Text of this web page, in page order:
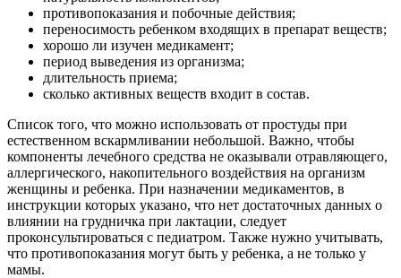
противопоказания и побочные действия;
переносимость ребенком входящих в препарат веществ;
хорошо ли изучен медикамент;
период выведения из организма;
длительность приема;
сколько активных веществ входит в состав.
Список того, что можно использовать от простуды при
естественном вскармливании небольшой. Важно, чтобы
компоненты лечебного средства не оказывали отравляющего,
аллергического, накопительного воздействия на организм
женщины и ребенка. При назначении медикаментов, в
инструкции которых указано, что нет достаточных данных о
влиянии на грудничка при лактации, следует
проконсультироваться с педиатром. Также нужно учитывать,
что противопоказания могут быть у ребенка, а не только у
мамы.